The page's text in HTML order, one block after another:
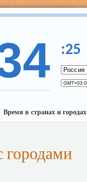
:25
Время в странах и городах
городами